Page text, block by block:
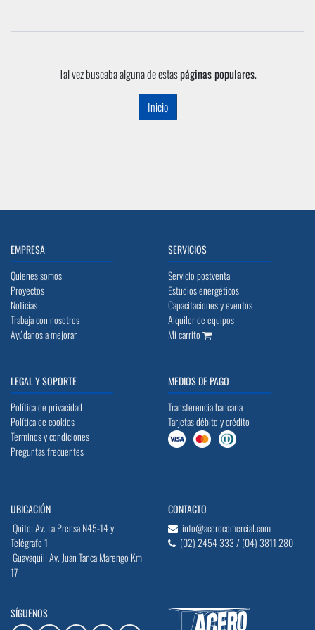
Tal vez buscaba alguna de estaspáginas populares.
Inicio
EMPRESA
Quienes somos
Proyectos
Noticias
Trabaja con nosotros
Ayúdanos a mejorar
SERVICIOS
Servicio postventa
Estudios energéticos
Capacitaciones y eventos
Alquiler de equipos
Mi carrito
LEGAL Y SOPORTE
Política de privacidad
Política de cookies
Terminos y condiciones
Preguntas frecuentes
MEDIOS DE PAGO
Transferencia bancaria
Tarjetas débito y crédito
UBICACIÓN
Quito: Av. La Prensa N45-14 y
Telégrafo 1
Guayaquil: Av. Juan Tanca Marengo Km
17
CONTACTO
info@acerocomercial.com
(02) 2454 333 / (04) 3811 280
SÍGUENOS